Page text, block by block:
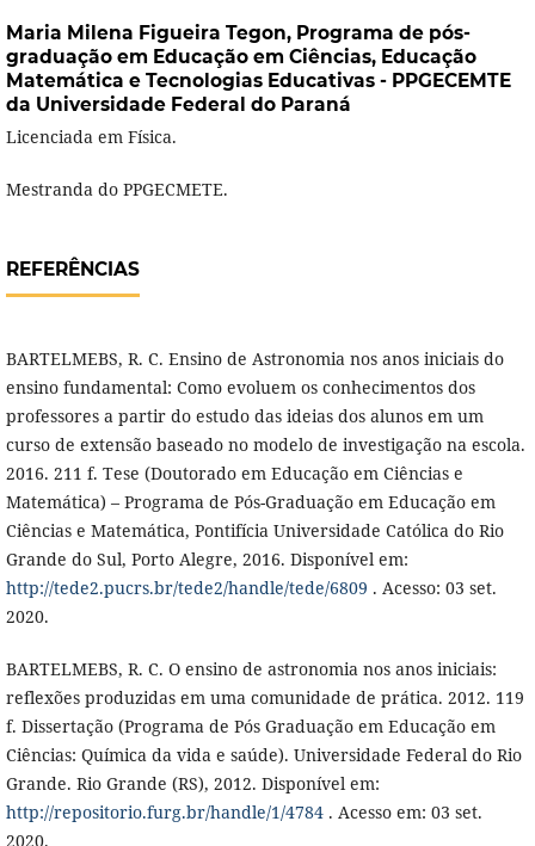
Maria Milena Figueira Tegon, Programa de pós-
graduação em Educação em Ciências, Educação
Matemática e Tecnologias Educativas - PPGECEMTE
da Universidade Federal do Paraná
Licenciada em Física.
Mestranda do PPGECMETE.
REFERÊNCIAS
BARTELMEBS, R. C. Ensino de Astronomia nos anos iniciais do
ensino fundamental: Como evoluem os conhecimentos dos
professores a partir do estudo das ideias dos alunos em um
curso de extensão baseado no modelo de investigação na escola.
2016. 211 f. Tese (Doutorado em Educação em Ciências e
Matemática) – Programa de Pós-Graduação em Educação em
Ciências e Matemática, Pontifícia Universidade Católica do Rio
Grande do Sul, Porto Alegre, 2016. Disponível em:
http://tede2.pucrs.br/tede2/handle/tede/6809 . Acesso: 03 set.
2020.
BARTELMEBS, R. C. O ensino de astronomia nos anos iniciais:
reflexões produzidas em uma comunidade de prática. 2012. 119
f. Dissertação (Programa de Pós Graduação em Educação em
Ciências: Química da vida e saúde). Universidade Federal do Rio
Grande. Rio Grande (RS), 2012. Disponível em:
http://repositorio.furg.br/handle/1/4784. Acesso em: 03 set.
2020.